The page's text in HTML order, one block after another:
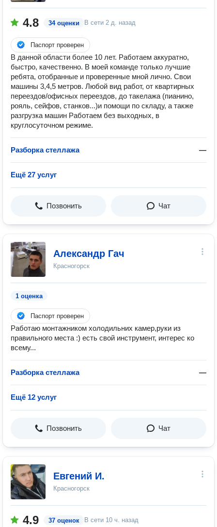
4.8 34 оценки В сети 2 д. назад
Паспорт проверен
В данной области более 10 лет. Работаем аккуратно,
быстро, качественно. В моей команде только лучшие
ребята, отобранные и проверенные мной лично. Свои
машины 3,4,5 метров. Любой вид работ, от квартирных
переездов/офисных переездов, до такелажа (пианино,
рояль, сейфов, станков...)и помощи по складу, а также
разгрузка машин Работаем без выходных, в
круглосуточном режиме.
Разборка стеллажа —
Ещё 27 услуг
Позвонить Чат
Александр Гач
Красногорск
1 оценка
Паспорт проверен
Работаю монтажником холодильних камер,руки из
правильного места :) есть свой инструмент, интерес ко
всему...
Разборка стеллажа —
Ещё 12 услуг
Позвонить Чат
Евгений И.
Красногорск
4.9 37 оценок В сети 10 ч. назад